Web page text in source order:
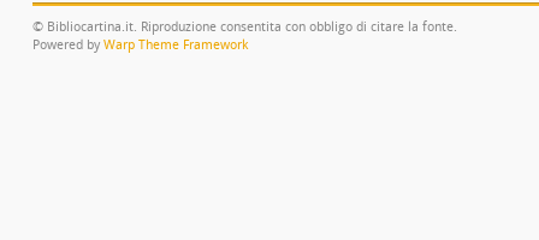
© Bibliocartina.it. Riproduzione consentita con obbligo di citare la fonte.
Powered by Warp Theme Framework